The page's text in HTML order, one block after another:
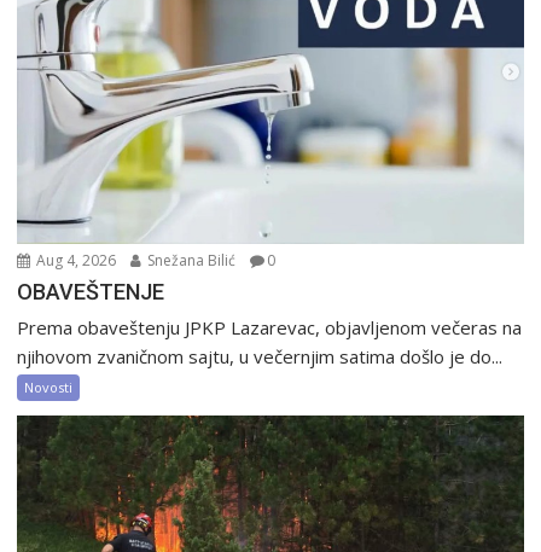
Aug 4, 2026 Snežana Bilić 0
OBAVEŠTENJE
Prema obaveštenju JPKP Lazarevac, objavljenom večeras na
njihovom zvaničnom sajtu, u večernjim satima došlo je do...
Novosti